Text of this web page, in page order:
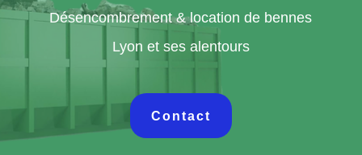
Désencombrement & location de bennes
Lyon et ses alentours
Contact